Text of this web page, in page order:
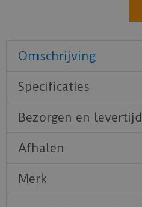
Omschrijving
Specificaties
Bezorgen en levertijd
Afhalen
Merk